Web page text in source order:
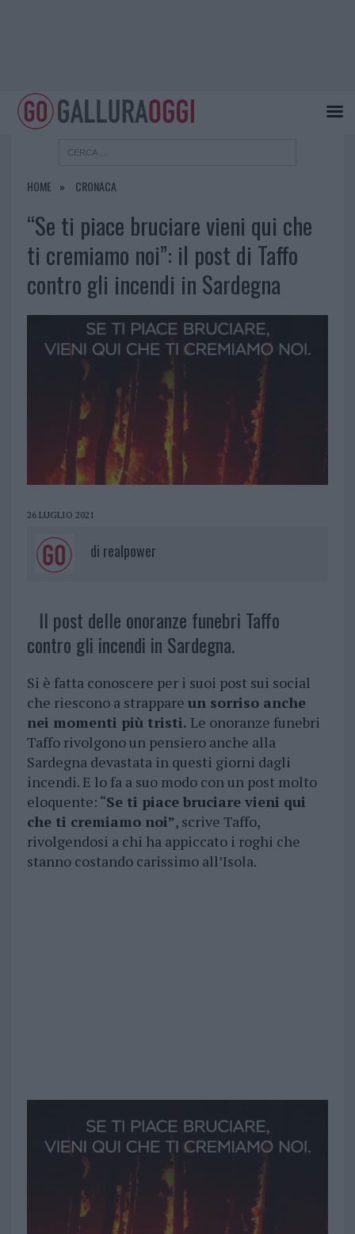
HOME CRONACA
“Se ti piace bruciare vieni qui che
ti cremiamo noi”: il post di Taffo
contro gli incendi in Sardegna
26 LUGLIO 2021
di realpower
Il post delle onoranze funebri Taffo
contro gli incendi in Sardegna.
Si è fatta conoscere per i suoi post sui social
che riescono a strappare un sorriso anche
nei momenti più tristi. Le onoranze funebri
Taffo rivolgono un pensiero anche alla
Sardegna devastata in questi giorni dagli
incendi. E lo fa a suo modo con un post molto
eloquente: “Se ti piace bruciare vieni qui
che ti cremiamo noi”, scrive Taffo,
rivolgendosi a chi ha appiccato i roghi che
stanno costando carissimo all’Isola.